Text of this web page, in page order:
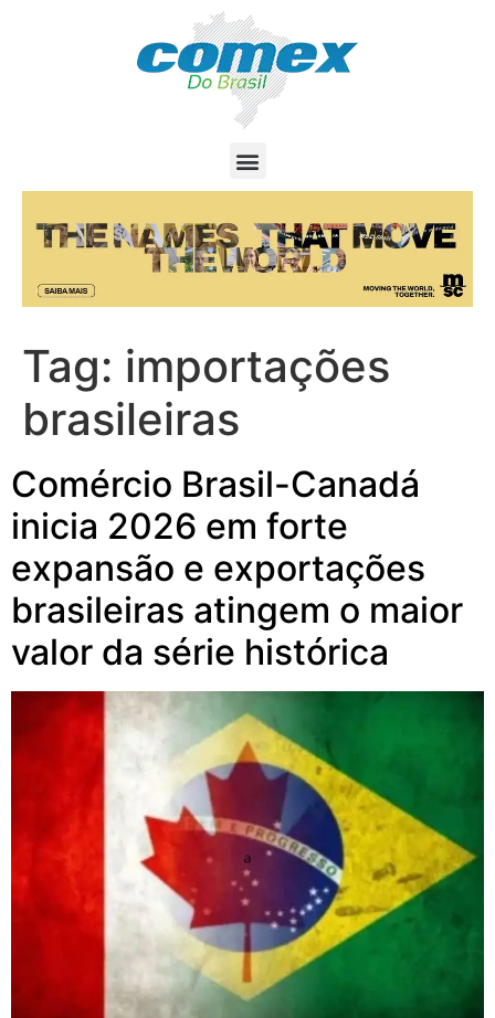
Tag: importações
brasileiras
Comércio Brasil-Canadá
inicia 2026 em forte
expansão e exportações
brasileiras atingem o maior
valor da série histórica